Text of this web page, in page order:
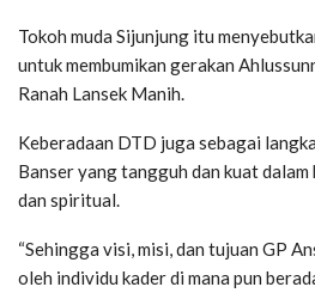
Tokoh muda Sijunjung itu
untuk membumikan gerakan
Ranah Lansek Manih.
Keberadaan DTD juga sebagai
Banser yang tangguh dan kuat
dan spiritual.
“Sehingga visi, misi, dan tujuan GP
oleh individu kader di mana pun